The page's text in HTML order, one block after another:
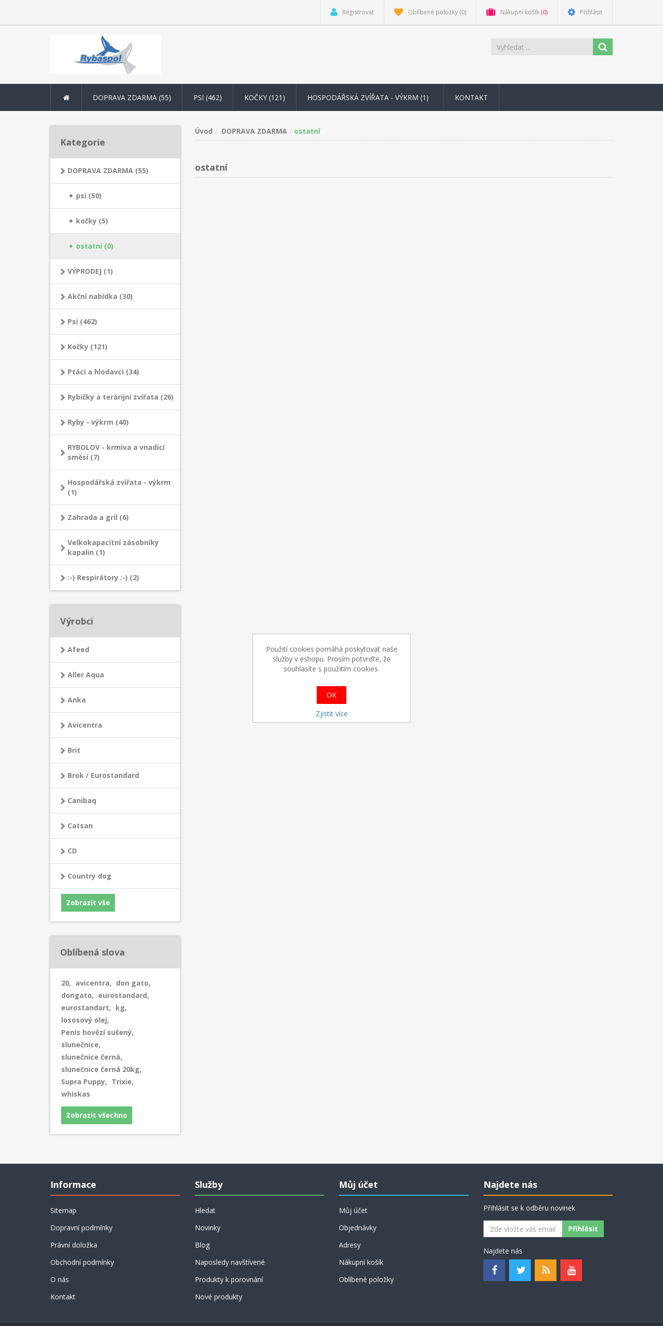
Registrovat Oblíbené položky (0) Nákupní košík (0) Přihlásit
DOPRAVA ZDARMA (55) PSI (462) KOČKY (121) HOSPODÁŘSKÁ ZVÍŘATA - VÝKRM (1) KONTAKT
Kategorie
DOPRAVA ZDARMA (55)
psi (50)
kočky (5)
ostatní (0)
VÝPRODEJ (1)
Akční nabídka (30)
Psi (462)
Kočky (121)
Ptáci a hlodavci (34)
Rybičky a terárijní zvířata (26)
Ryby - výkrm (40)
RYBOLOV - krmiva a vnadící
směsi (7)
Hospodářská zvířata - výkrm
(1)
Zahrada a gril (6)
Velkokapacitní zásobníky
kapalin (1)
:-) Respirátory :-) (2)
Výrobci
Afeed
Aller Aqua
Anka
Avicentra
Brit
Brok / Eurostandard
Canibaq
Catsan
CD
Country dog
Zobrazit vše
Oblíbená slova
20, avicentra, don gato,
dongato, eurostandard,
eurostandart, kg,
lososový olej,
Penis hovězí sušený,
slunečnice,
slunečnice černá,
slunečnice černá 20kg,
Supra Puppy, Trixie,
whiskas
Zobrazit všechno
Úvod DOPRAVA ZDARMA ostatní
ostatní
Informace
Sitemap
Dopravní podmínky
Právní doložka
Obchodní podmínky
O nás
Kontakt
Služby
Hledat
Novinky
Blog
Naposledy navštívené
Produkty k porovnání
Nové produkty
Můj účet
Můj účet
Objednávky
Adresy
Nákupní košík
Oblíbené položky
Najdete nás
Přihlásit se k odběru novinek
Najdete nás
Použití cookies pomáhá poskytovat naše
služby v eshopu. Prosím potvrďte, že
souhlasíte s použitím cookies.
OK
Zjistit více